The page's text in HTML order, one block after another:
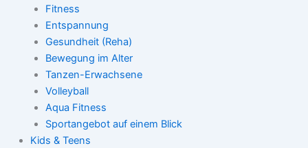
Fitness
Entspannung
Gesundheit (Reha)
Bewegung im Alter
Tanzen-Erwachsene
Volleyball
Aqua Fitness
Sportangebot auf einem Blick
Kids & Teens